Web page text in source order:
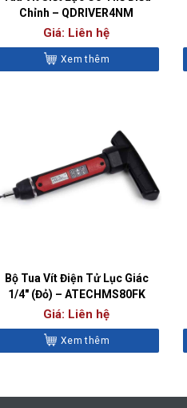
Chỉnh – QDRIVER4NM
Giá: Liên hệ
Xem thêm
Bộ Tua Vít Điện Tử Lục Giác
1/4″ (Đỏ) – ATECHMS80FK
Giá: Liên hệ
Xem thêm